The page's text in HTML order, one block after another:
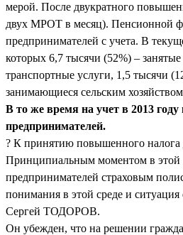
мерой. После двукратного
двух МРОТ в месяц). Пенсионной
предпринимателей с учета. В
которых 6,7 тысячи (52%) –
транспортные услуги, 1,5 тысячи
занимающиеся сельским
В то же время на учет в 2013
предпринимателей.
? К принятию повышенного налога
Принципиальным моментом в этой
предпринимателей страховым
понимания в этой среде и
Сергей ТОДОРОВ.
Он убежден, что на решении